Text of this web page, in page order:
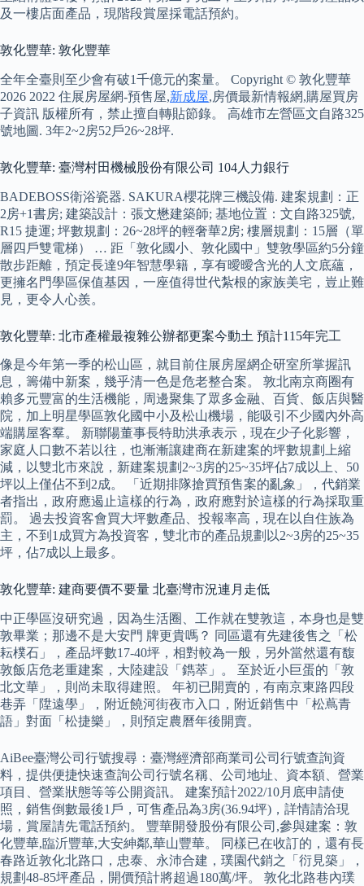
及一樓店面產品，現階段賞屋採電話預約。
敦化豐華: 敦化豐華
全年全臺則至少會有破1千億元的案量。 Copyright © 敦化豐華
2026 2022 住展房屋網-預售屋,新成屋,房價最新情報網,購屋買房
子資訊 版權所有，禁止擅自轉貼節錄。 高雄市左營區文自路325
號地圖. 3年2~2房52戶26~28坪.
敦化豐華: 臺灣村田機械股份有限公司 104人力銀行
BADEBOSS衛浴瓷器. SAKURA櫻花牌三機設備. 建案規劃：正
2房+1書房; 建築設計：張文懋建築師; 基地位置：文自路325號,
R15 捷運; 坪數規劃：26~28坪的輕奢華2房; 樓層規劃：15層（單
層四戶雙電梯） … 距「敦化國小、敦化國中」雙敦學區約5分鐘
散步距離，預定長達9年智慧學籍，享有曖曖含光的人文底蘊，
更擁名門學區保值基因，一座值得世代紮根的家族美宅，豈止難
見，更令人心羨。
敦化豐華: 北市產權最複雜公辦都更案今動土 預計115年完工
像是今年第一季的松山區，就目前住展房屋網企研室所掌握訊
息，籌備中新案，幾乎清一色是危老整合案。 敦北南京商圈有
賴多元豐富的生活機能，周邊聚集了眾多金融、百貨、飯店與醫
院，加上明星學區敦化國中小及松山機場，能吸引不少國內外高
端購屋客羣。 新聯陽董事長特助洪承表示，現在少子化影響，
家庭人口數不若以往，也漸漸讓建商在新建案的坪數規劃上縮
減，以雙北市來說，新建案規劃2~3房的25~35坪佔7成以上、50
坪以上僅佔不到2成。 「近期排隊搶買預售案的亂象」，代銷業
者指出，政府應遏止這樣的行為，政府應對於這樣的行為採取重
罰。 過去投資客會買大坪數產品、投報率高，現在以自住族為
主，不到1成買方為投資客，雙北市的產品規劃以2~3房的25~35
坪，佔7成以上最多。
敦化豐華: 建商要價不要量 北臺灣市況連月走低
中正學區沒研究過，因為生活圈、工作就在雙敦這，本身也是雙
敦畢業；那邊不是大安門 牌更貴嗎？ 同區還有先建後售之「松
耘樸石」，產品坪數17-40坪，相對較為一般，另外當然還有馥
敦飯店危老重建案，大陸建設「鐫萃」。 至於近小巨蛋的「敦
北文華」，則尚未取得建照。 年初已開賣的，有南京東路四段
巷弄「陞遠學」，附近饒河街夜市入口，附近銷售中「松蔦青
語」對面「松捷樂」，則預定農曆年後開賣。
AiBee臺灣公司行號搜尋：臺灣經濟部商業司公司行號查詢資
料，提供便捷快速查詢公司行號名稱、公司地址、資本額、營業
項目、營業狀態等等公開資訊。 建案預計2022/10月底申請使
照，銷售倒數最後1戶，可售產品為3房(36.94坪)，詳情請洽現
場，賞屋請先電話預約。 豐華開發股份有限公司,參與建案：敦
化豐華,臨沂豐華,大安紳鄰,華山豐華。 同樣已在收訂的，還有長
春路近敦化北路口，忠泰、永沛合建，璞園代銷之「衍見築」，
規劃48-85坪產品，開價預計將超過180萬/坪。 敦化北路巷內璞